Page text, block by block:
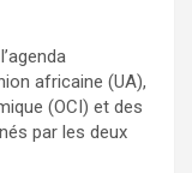
africaine (UA),
(OCI) et des
par les deux